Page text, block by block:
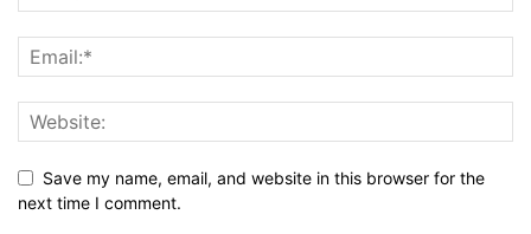
Save my name, email, and website in this browser for the
next time I comment.